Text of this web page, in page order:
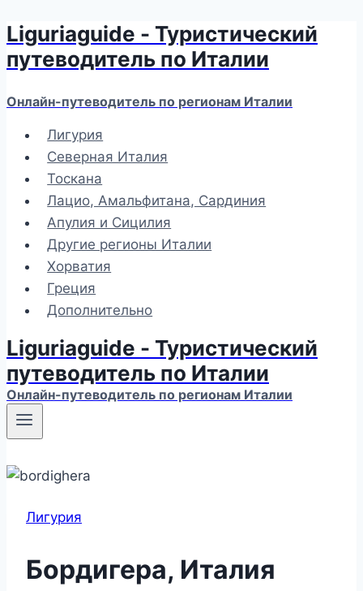
Перейти
к
содержимому
Liguriaguide - Туристический
путеводитель по Италии
Онлайн-путеводитель по регионам Италии
Лигурия
Северная Италия
Тоскана
Лацио, Амальфитана, Сардиния
Апулия и Сицилия
Другие регионы Италии
Хорватия
Греция
Дополнительно
Liguriaguide - Туристический
путеводитель по Италии
Онлайн-путеводитель по регионам Италии
Лигурия
Бордигера, Италия